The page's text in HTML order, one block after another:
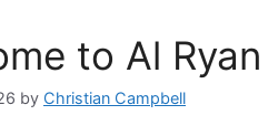
to Al
by Christian Campbell